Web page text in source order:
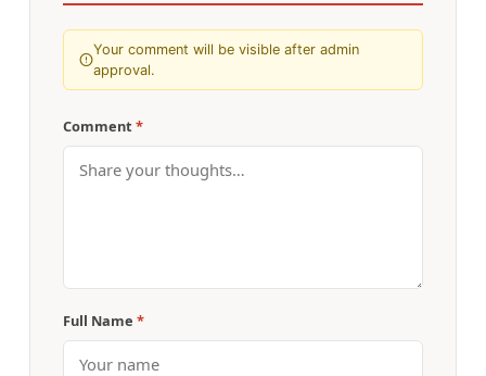
Your comment will be visible after admin
approval.
Comment *
Full Name *